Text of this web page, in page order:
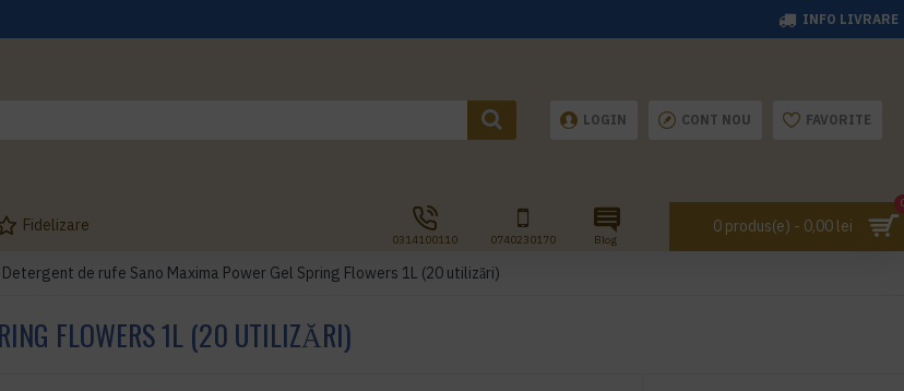
INFO LIVRARE
LOGIN CONT NOU FAVORITE
Fidelizare
0314100110 0740230170 Blog
0 produs(e) - 0,00 lei
Detergent de rufe Sano Maxima Power Gel Spring Flowers 1L (20 utilizări)
FLOWERS 1L (20 UTILIZĂRI)